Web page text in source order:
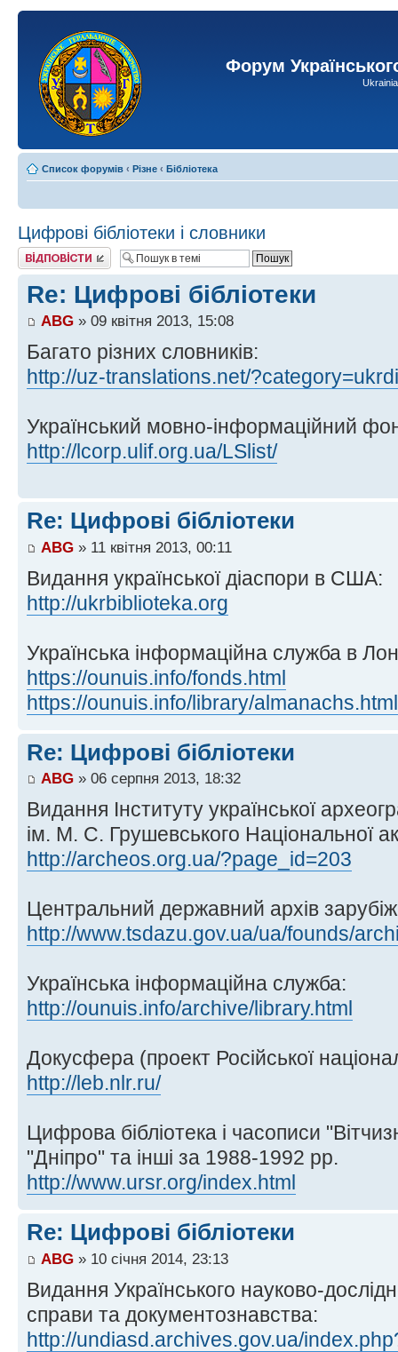
Форум
Список форумів ‹ Різне ‹ Бібліотека
Цифрові бібліотеки і словники
Відповісти
Re: Цифрові бібліотеки
ABG » 09 квітня 2013, 15:08
Багато різних словників:
http://uz-translations.net/
Український мовно-інформаційний
http://lcorp.ulif.org.ua/LSlist/
Re: Цифрові бібліотеки
ABG » 11 квітня 2013, 00:11
Видання української діаспори в США:
http://ukrbiblioteka.org
Українська інформаційна служба в
https://ounuis.info/fonds.html
https://ounuis.info/library/almanachs.html
Re: Цифрові бібліотеки
ABG » 06 серпня 2013, 18:32
Видання Інституту української
ім. М. С. Грушевського Національної
http://archeos.org.ua/?page_id=203
Центральний державний архів
http://www.tsdazu.gov.ua/ua/founds/
Українська інформаційна служба:
http://ounuis.info/archive/library.html
Докусфера (проект Російської
http://leb.nlr.ru/
Цифрова бібліотека і часописи
"Дніпро" та інші за 1988-1992 рр.
http://www.ursr.org/index.html
Re: Цифрові бібліотеки
ABG » 10 січня 2014, 23:13
Видання Українського науково-
справи та документознавства:
http://undiasd.archives.gov.ua/